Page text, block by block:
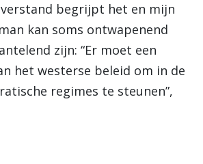
begrijpt het en mijn
kan soms ontwapenend
zijn: “Er moet een
het westerse beleid om in de
regimes te steunen”,